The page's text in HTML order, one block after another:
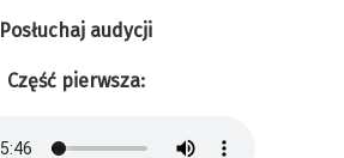
Posłuchaj audycji
Część pierwsza: